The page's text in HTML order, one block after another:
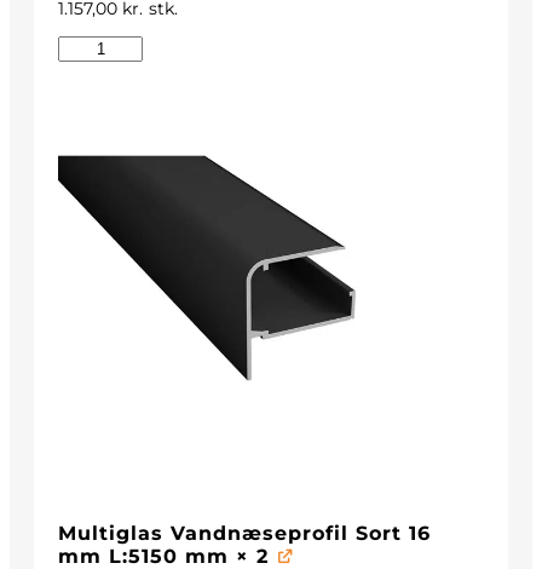
1.157,00 kr. stk.
Multiglas Vandnæseprofil Sort 16
mm L:5150 mm × 2